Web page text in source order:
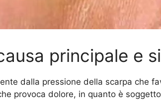
principale e
dalla pressione della scarpa che
provoca dolore, in quanto è